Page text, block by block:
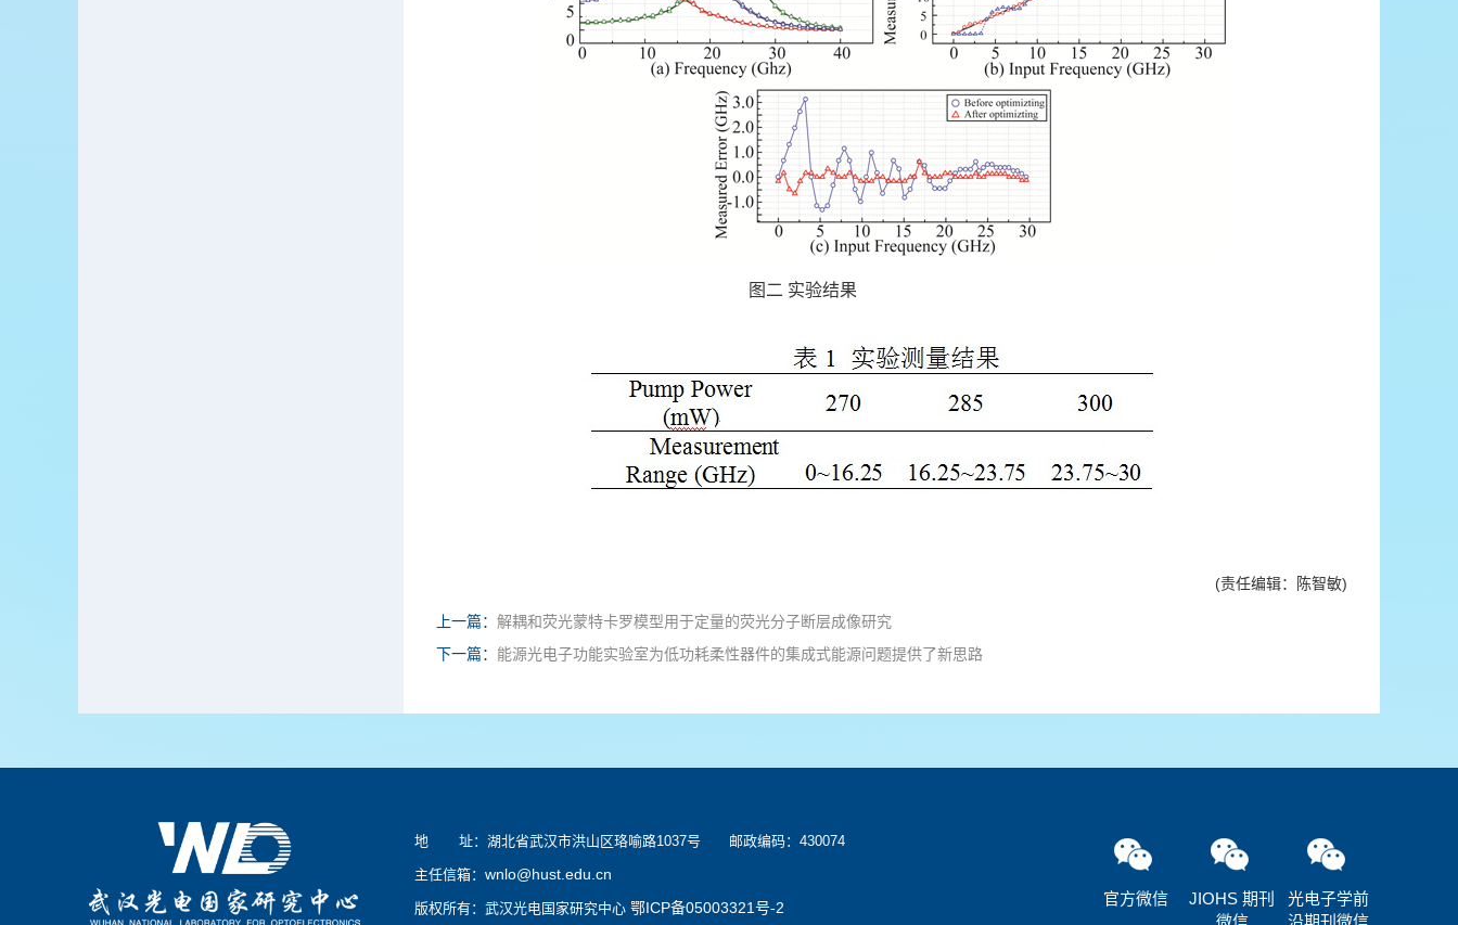
图二 实验结果
(责任编辑：陈智敏)
上一篇： 解耦和荧光蒙特卡罗模型用于定量的荧光分子断层成像研究
下一篇： 能源光电子功能实验室为低功耗柔性器件的集成式能源问题提供了新思路
地 址：湖北省武汉市洪山区珞喻路1037号 邮政编码：430074
主任信箱： wnlo@hust.edu.cn
版权所有：武汉光电国家研究中心 鄂ICP备05003321号-2 官方微信
JIOHS 期刊
微信
光电子学前
沿期刊微信